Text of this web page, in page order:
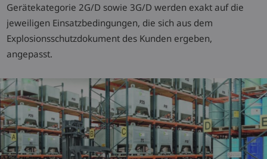
Gerätekategorie 2G/D sowie 3G/D werden exakt auf die
jeweiligen Einsatzbedingungen, die sich aus dem
Explosionsschutzdokument des Kunden ergeben,
angepasst.